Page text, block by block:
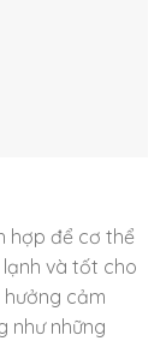
hợp để cơ thể
và tốt cho
hưởng cảm
như những